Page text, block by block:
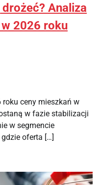
Analiza
2026 roku
ceny mieszkań w
w fazie stabilizacji
w segmencie
oferta […]